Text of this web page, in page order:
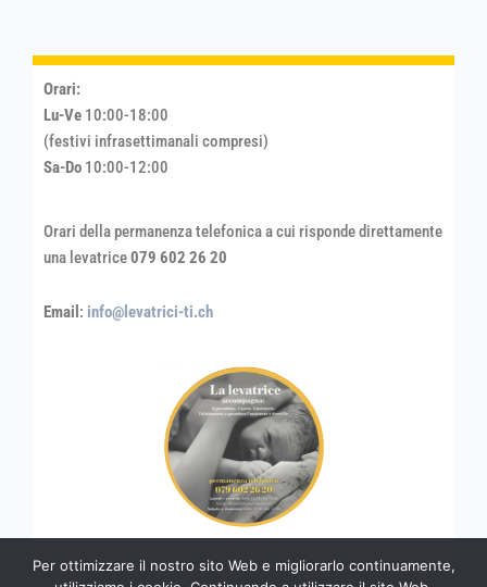
Orari:
Lu-Ve 10:00-18:00
(festivi infrasettimanali compresi)
Sa-Do 10:00-12:00
Orari della permanenza telefonica a cui risponde direttamente
una levatrice079 602 26 20
Email : info@levatrici-ti.ch
Copyright © 2026 levatrici-ti
Per ottimizzare il nostro sito Web e migliorarlo continuamente,